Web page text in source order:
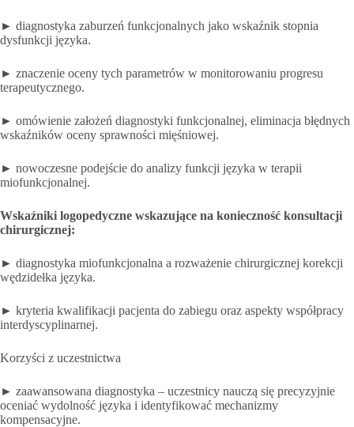
► diagnostyka zaburzeń funkcjonalnych jako wskaźnik stopnia
dysfunkcji języka.
► znaczenie oceny tych parametrów w monitorowaniu progresu
terapeutycznego.
► omówienie założeń diagnostyki funkcjonalnej, eliminacja błędnych
wskaźników oceny sprawności mięśniowej.
► nowoczesne podejście do analizy funkcji języka w terapii
miofunkcjonalnej.
Wskaźniki logopedyczne wskazujące na konieczność konsultacji
chirurgicznej:
► diagnostyka miofunkcjonalna a rozważenie chirurgicznej korekcji
wędzidełka języka.
► kryteria kwalifikacji pacjenta do zabiegu oraz aspekty współpracy
interdyscyplinarnej.
Korzyści z uczestnictwa
► zaawansowana diagnostyka – uczestnicy nauczą się precyzyjnie
oceniać wydolność języka i identyfikować mechanizmy
kompensacyjne.